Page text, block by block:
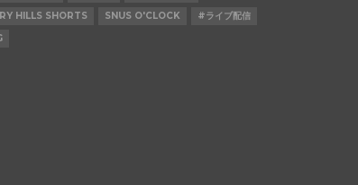
HILLS SHORTS
SNUS O'CLOCK
#ライブ配信